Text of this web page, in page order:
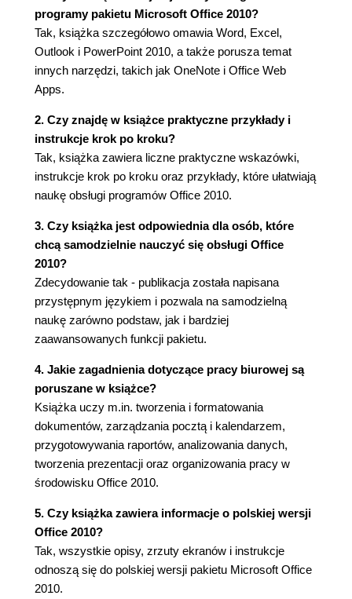
Znajdowanie i zamienianie (71)
Zamiana tekstu (73)
Formatowanie tekstu: czcionka, rozmiar i styl (75)
Centrum sterowania: karta Narzędzia główne
Malarza formatów (77)
Szybkie formatowanie przy użyciu minipaska
narzędzi (78)
Formatowanie przy użyciu stylów (79)
Formatowanie akapitów: wyrównywanie, wcięcia i
odstępy (83)
Wyrównywanie tekstu (83)
Ustawianie odstępów między wierszami (87)
Ustawianie odstępów między akapitami (88)
Praca z listami (88)
Tworzenie listy (89)
Formatowanie dokumentu (94)
Zastosowanie poleceń grupy Ustawienia
strony (95)
Zastosowanie poleceń grupy Tło strony (97)
Wstawianie nagłówków, stopek i numeracji
stron (103)
Rozdział 3. Tabele, grafika i wykresy (111)
Tworzenie tabel (111)
Tworzenie tabeli od podstaw (112)
Tworzenie tabeli na podstawie tekstu (115)
Wpisywanie danych do tabeli (116)
Edytowanie tabeli (117)
programy pakietu Microsoft Office 2010?
Tak, książka szczegółowo omawia Word, Excel,
Outlook i PowerPoint 2010, a także porusza temat
innych narzędzi, takich jak OneNote i Office Web
Apps.
2. Czy znajdę w książce praktyczne przykłady i
instrukcje krok po kroku?
Tak, książka zawiera liczne praktyczne wskazówki,
instrukcje krok po kroku oraz przykłady, które ułatwiają
naukę obsługi programów Office 2010.
3. Czy książka jest odpowiednia dla osób, które
chcą samodzielnie nauczyć się obsługi Office
2010?
Zdecydowanie tak - publikacja została napisana
przystępnym językiem i pozwala na samodzielną
naukę zarówno podstaw, jak i bardziej
zaawansowanych funkcji pakietu.
4. Jakie zagadnienia dotyczące pracy biurowej są
poruszane w książce?
Książka uczy m.in. tworzenia i formatowania
dokumentów, zarządzania pocztą i kalendarzem,
przygotowywania raportów, analizowania danych,
tworzenia prezentacji oraz organizowania pracy w
środowisku Office 2010.
5. Czy książka zawiera informacje o polskiej wersji
Office 2010?
Tak, wszystkie opisy, zrzuty ekranów i instrukcje
odnoszą się do polskiej wersji pakietu Microsoft Office
2010.